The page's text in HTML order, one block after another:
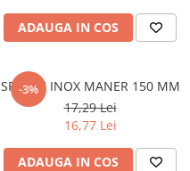
ADAUGA IN COS
-3%
SPACLU INOX MANER 150 MM
17,29 Lei
16,77 Lei
ADAUGA IN COS